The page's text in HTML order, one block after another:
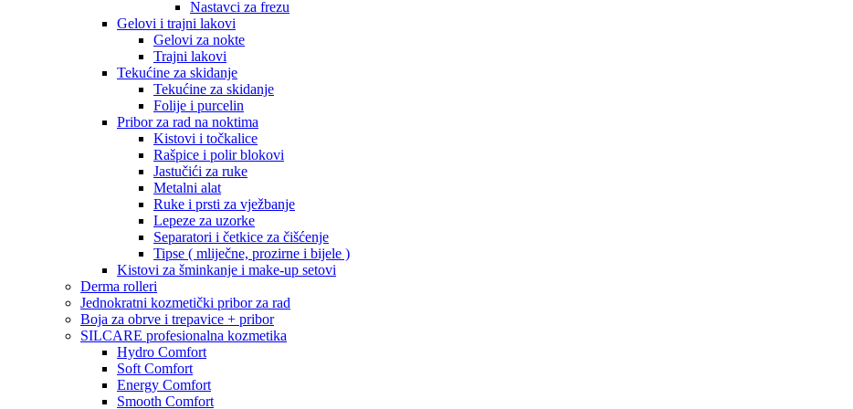
Nastavci za frezu
Gelovi i trajni lakovi
Gelovi za nokte
Trajni lakovi
Tekućine za skidanje
Tekućine za skidanje
Folije i purcelin
Pribor za rad na noktima
Kistovi i točkalice
Rašpice i polir blokovi
Jastučići za ruke
Metalni alat
Ruke i prsti za vježbanje
Lepeze za uzorke
Separatori i četkice za čišćenje
Tipse ( mliječne, prozirne i bijele )
Kistovi za šminkanje i make-up setovi
Derma rolleri
Jednokratni kozmetički pribor za rad
Boja za obrve i trepavice + pribor
SILCARE profesionalna kozmetika
Hydro Comfort
Soft Comfort
Energy Comfort
Smooth Comfort